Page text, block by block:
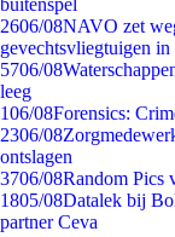
buitenspel
2606/08NAVO zet
gevechtsvliegtuigen in
5706/08
leeg
106/08Forensics:
2306/08
ontslagen
3706/08Random Pics
1805/08Datalek bij
partner Ceva